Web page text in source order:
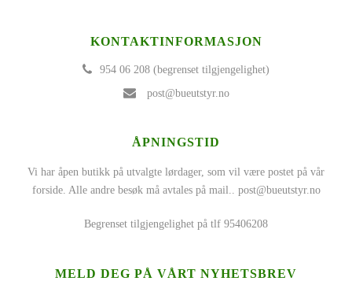
KONTAKTINFORMASJON
954 06 208 (begrenset tilgjengelighet)
post@bueutstyr.no
ÅPNINGSTID
Vi har åpen butikk på utvalgte lørdager, som vil være postet på vår
forside. Alle andre besøk må avtales på mail.. post@bueutstyr.no
Begrenset tilgjengelighet på tlf 95406208
MELD DEG PÅ VÅRT NYHETSBREV